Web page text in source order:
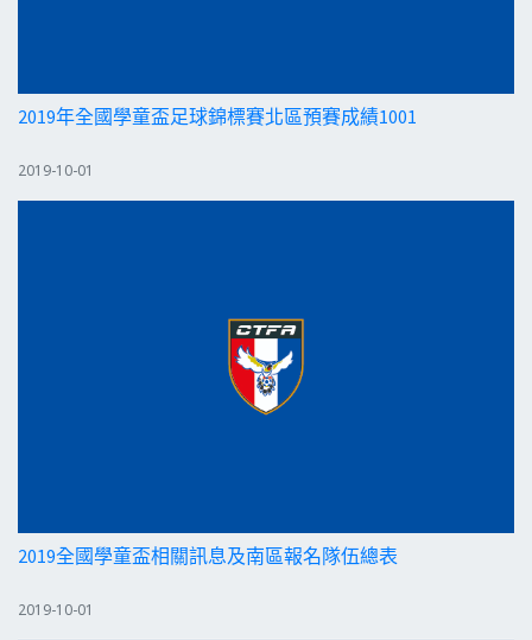
2019年全國學童盃足球錦標賽北區預賽成績1001
2019-10-01
2019全國學童盃相關訊息及南區報名隊伍總表
2019-10-01